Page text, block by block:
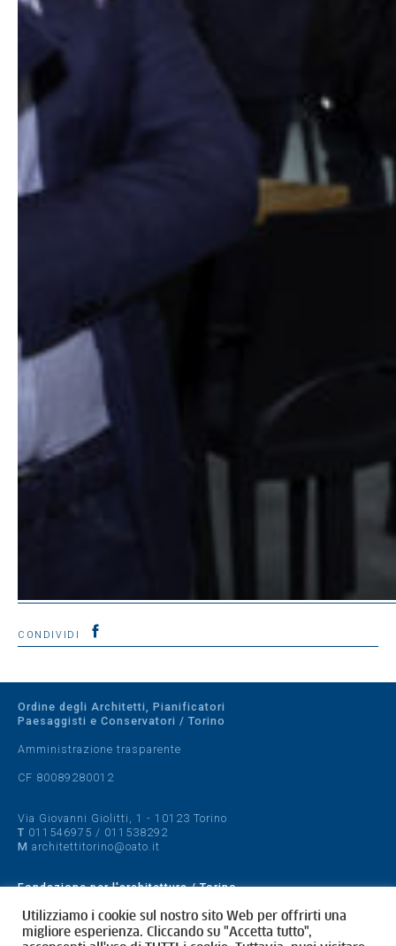
CONDIVIDI
Ordine degli Architetti, Pianificatori
Paesaggisti e Conservatori / Torino
Amministrazione trasparente
CF 80089280012
Via Giovanni Giolitti, 1 - 10123 Torino
T 011546975 / 011538292
M architettitorino@oato.it
Fondazione per l'architettura / Torino
Designed by quattrolinee.it
Utilizziamo i cookie sul nostro sito Web per offrirti una
migliore esperienza. Cliccando su "Accetta tutto",